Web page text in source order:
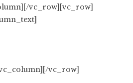
vc_row][vc_row]
vc_row]